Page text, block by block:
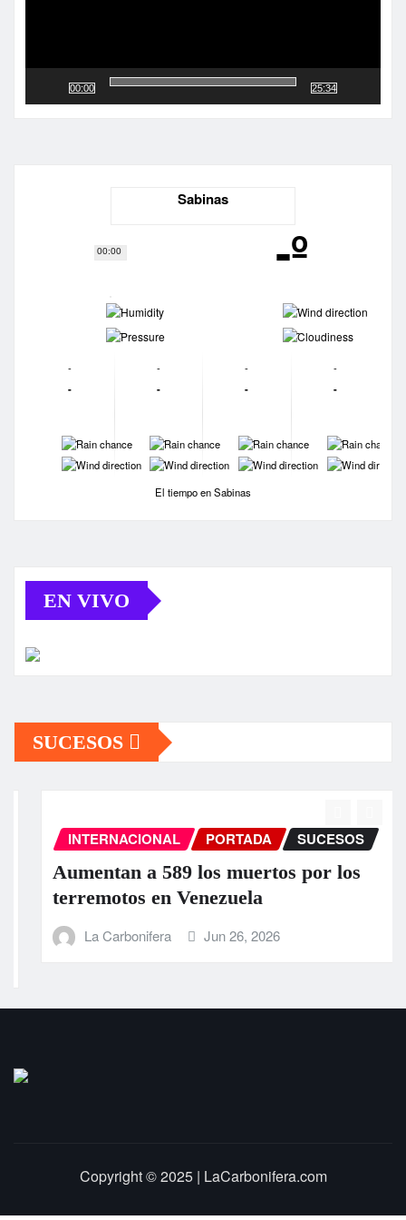
00:00
00:00
25:34
Sabinas
-º
-
-
-
-
-
-
-
-
-
-
-
-
-
-
-
-
-
-
-
-
El tiempo en Sabinas
EN VIVO
SUCESOS
INTERNACIONAL PORTADA SUCESOS
Aumentan a 589 los muertos por los
terremotos en Venezuela
La Carbonifera Jun 26, 2026
Copyright © 2025 | LaCarbonifera.com